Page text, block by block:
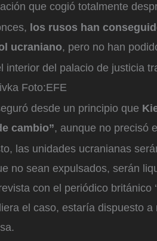
que cogió totalmente
los rusos han
ucraniano, pero no han
interior del palacio de justicia
Foto:EFE
desde un principio que
cambio”, aunque no precisó
las unidades ucranianas
no sean expulsados, serán
con el periódico británico
el caso, estaría dispuesto